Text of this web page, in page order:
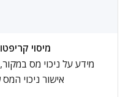
מיסוי קריפטו
מידע על ניכוי מס
אישור ניכוי